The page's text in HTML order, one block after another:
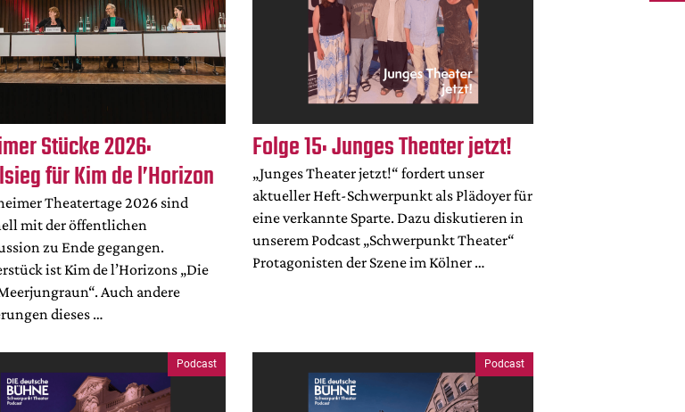
Stücke 2026:
für Kim de l’Horizon
Theatertage 2026 sind
mit der öffentlichen
zu Ende gegangen.
ist Kim de l’Horizons „Die
Auch andere
dieses …
Folge 15: Junges Theater jetzt!
„Junges Theater jetzt!“ fordert unser
aktueller Heft-Schwerpunkt als Plädoyer für
eine verkannte Sparte. Dazu diskutieren in
unserem Podcast „Schwerpunkt Theater“
Protagonisten der Szene im Kölner …
Podcast Podcast